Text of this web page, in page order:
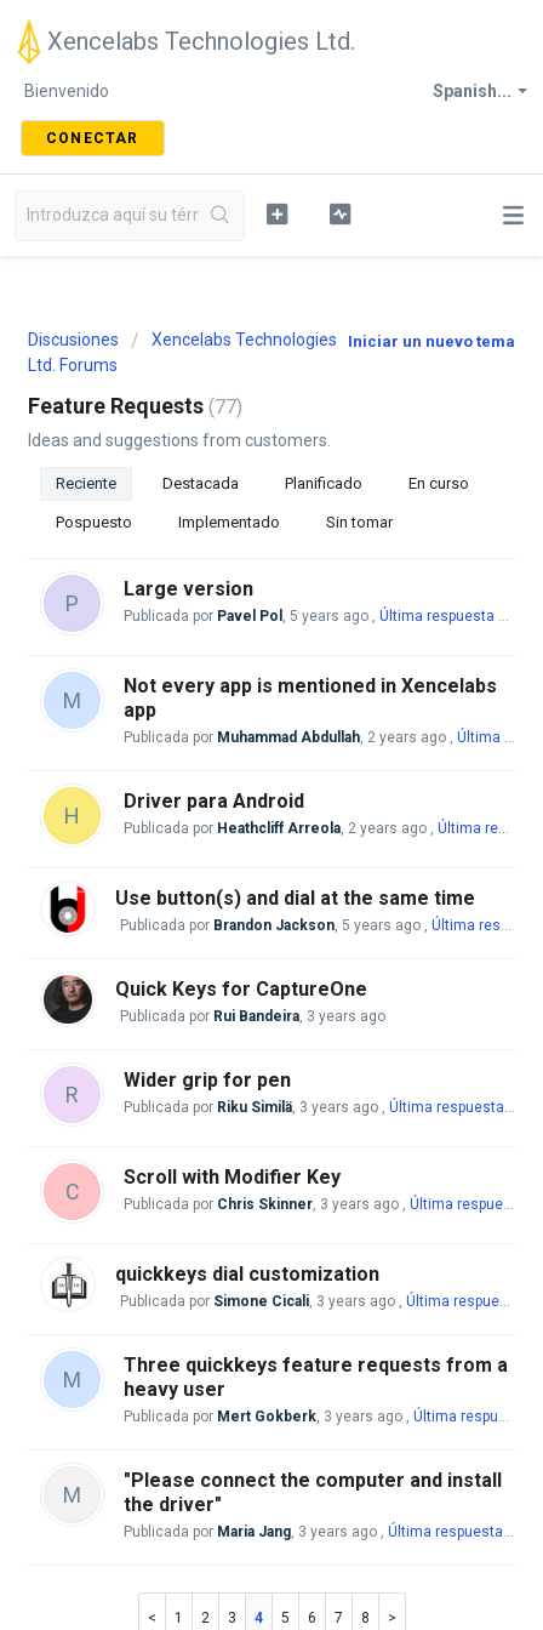
Xencelabs Technologies Ltd.
Spanish...
Bienvenido
CONECTAR
Iniciar un nuevo tema
Discusiones
Xencelabs Technologies
Ltd. Forums
Feature Requests 77
Ideas and suggestions from customers.
Reciente Destacada Planificado En curso
Pospuesto Implementado Sin tomar
P
Large version
Publicada por Pavel Pol , 5 years ago , Última respuesta
M
Not every app is mentioned in Xencelabs
app
Publicada por Muhammad Abdullah, 2 years ago , Última respuesta
H
Driver para Android
Publicada por Heathcliff Arreola, 2 years ago , Última respuesta
Use button(s) and dial at the same time
Publicada por Brandon Jackson, 5 years ago , Última respuesta
Quick Keys for CaptureOne
Publicada por Rui Bandeira, 3 years ago
R
Wider grip for pen
Publicada por Riku Similä, 3 years ago , Última respuestapor
C
Scroll with Modifier Key
Publicada por Chris Skinner, 3 years ago , Última respuesta
quickkeys dial customization
Publicada por Simone Cicali, 3 years ago , Última respuesta
M
Three quickkeys feature requests from a
heavy user
Publicada por Mert Gokberk, 3 years ago , Última respuesta
M
"Please connect the computer and install
the driver"
Publicada por Maria Jang, 3 years ago , Última respuestapor
1 2 3 4 5 6 7 8